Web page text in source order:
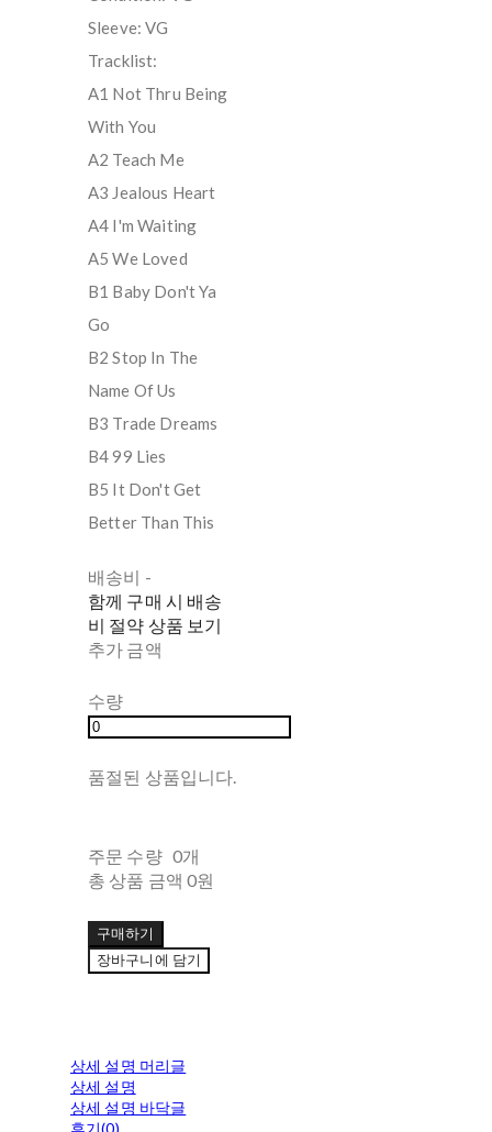
Sleeve: VG
Tracklist:
A1 Not Thru Being
With You
A2 Teach Me
A3 Jealous Heart
A4 I'm Waiting
A5 We Loved
B1 Baby Don't Ya
Go
B2 Stop In The
Name Of Us
B3 Trade Dreams
B4 99 Lies
B5 It Don't Get
Better Than This
배송비 -
함께 구매 시 배송
비 절약 상품 보기
추가 금액
수량
품절된 상품입니다.
주문 수량 0개
총 상품 금액 0원
구매하기
장바구니에 담기
상세 설명 머리글
상세 설명
상세 설명 바닥글
후기(0)